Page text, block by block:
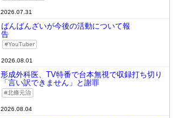
2026.07.31
ばんばんざいが今後の活動について報
告
YouTuber
2026.08.01
形成外科医、TV特番で台本無視で収録打ち切り
「言い訳できません」と謝罪
北條元治
2026.08.04